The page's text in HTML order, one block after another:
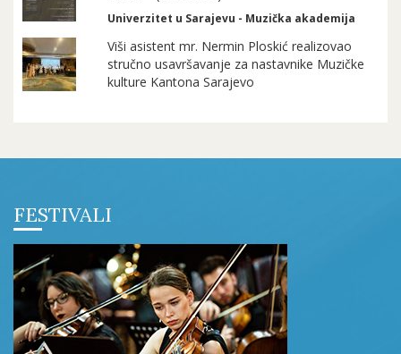
Univerzitet u Sarajevu - Muzička akademija
Viši asistent mr. Nermin Ploskić realizovao
stručno usavršavanje za nastavnike Muzičke
kulture Kantona Sarajevo
FESTIVALI